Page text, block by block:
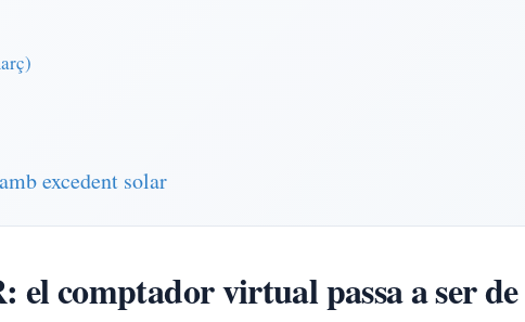
excedent solar
comptador virtual passa a ser